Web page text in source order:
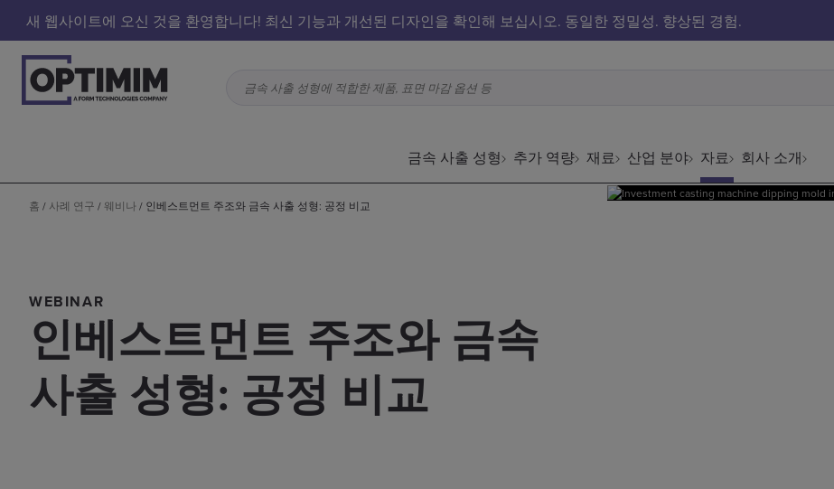
새 웹사이트에 오신 것을 환영합니다! 최신 기능과 개선된 디자인을 확인해 보십시오. 동일한 정밀성. 향상된 경험.
금속 사출 성형에 적합한 제품, 표면 마감 옵션 등
금속 사출 성형 추가 역량 재료 산업 분야 자료 회사 소개
홈 / 사례 연구 / 웨비나 / 인베스트먼트 주조와 금속 사출 성형: 공정 비교
WEBINAR
인베스트먼트 주조와 금속
사출 성형: 공정 비교